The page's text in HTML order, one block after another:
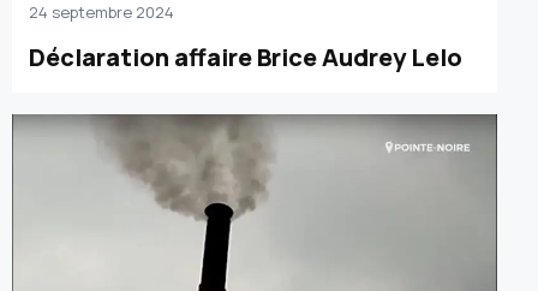
24 septembre 2024
Déclaration affaire Brice Audrey Lelo